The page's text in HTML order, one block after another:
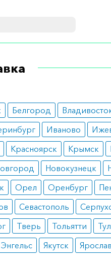
состав.
в кишечнике
в день в
минут до еды.
в вашем
сайте или
телефона по РФ)
Белгород
Иваново
Красноярск Крымск
Новокузнецк
Орел Оренбург
Севастополь
Тверь Тольятти
Энгельс Якутск